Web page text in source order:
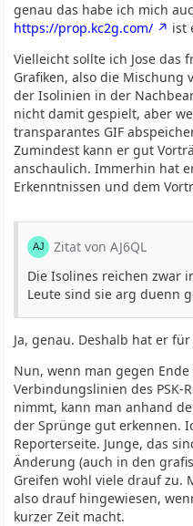
genau das habe ich mich
https://prop.kc2g.com/
ist
Vielleicht sollte ich Jose das
Grafiken, also die Mischung
der Isolinien in der
nicht damit gespielt, aber
transparantes GIF
Zumindest kann er gut
anschaulich. Immerhin hat
Erkenntnissen und dem
Zitat von AJ6QL
Die Isolines reichen zwar
Leute sind sie arg duenn
Ja, genau. Deshalb hat er
Nun, wenn man gegen
Verbindungslinien des PSK-
nimmt, kann man anhand
der Sprünge gut erkennen.
Reporterseite. Junge, das
Änderung (auch in den
Greifen wohl viele drauf zu.
also drauf hingewiesen,
kurzer Zeit macht.